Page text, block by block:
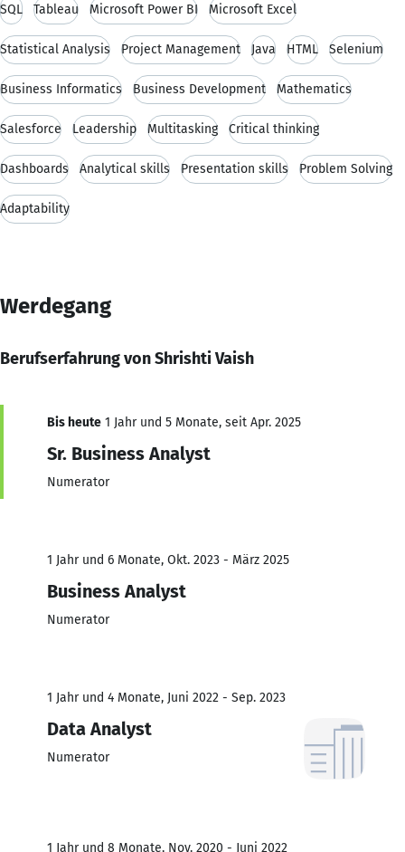
SQL Tableau Microsoft Power BI Microsoft Excel
Statistical Analysis Project Management Java HTML Selenium
Business Informatics Business Development Mathematics
Salesforce Leadership Multitasking Critical thinking
Dashboards Analytical skills Presentation skills Problem Solving
Adaptability
Werdegang
Berufserfahrung von Shrishti Vaish
Bis heute 1 Jahr und 5 Monate, seit Apr. 2025
Sr. Business Analyst
Numerator
1 Jahr und 6 Monate, Okt. 2023 - März 2025
Business Analyst
Numerator
1 Jahr und 4 Monate, Juni 2022 - Sep. 2023
Data Analyst
Numerator
1 Jahr und 8 Monate, Nov. 2020 - Juni 2022